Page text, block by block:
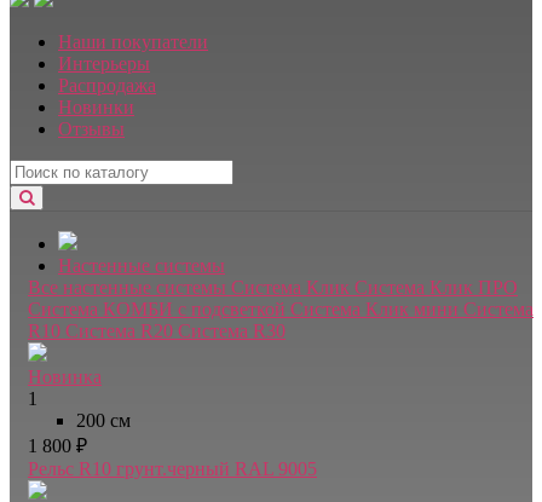
Наши покупатели
Интерьеры
Распродажа
Новинки
Отзывы
Настенные системы
Все настенные системы Система Клик Система Клик ПРО
Система КОМБИ с подсветкой Система Клик мини Система
R10 Система R20 Система R30
Новинка
1
200 см
1 800 ₽
Рельс R10 грунт.черный RAL 9005